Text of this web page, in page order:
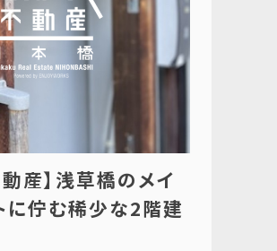
動産】浅草橋のメイ
に佇む稀少な2階建